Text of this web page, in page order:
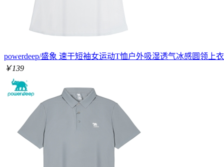
powerdeep/盛象 速干短袖女运动T恤户外吸湿透气冰感圆领上
￥139